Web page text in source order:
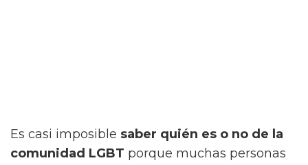
Es casi imposible saber quién es o no de la
comunidad LGBT porque muchas personas